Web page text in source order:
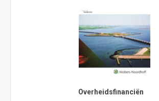
Overheidsfinanciën